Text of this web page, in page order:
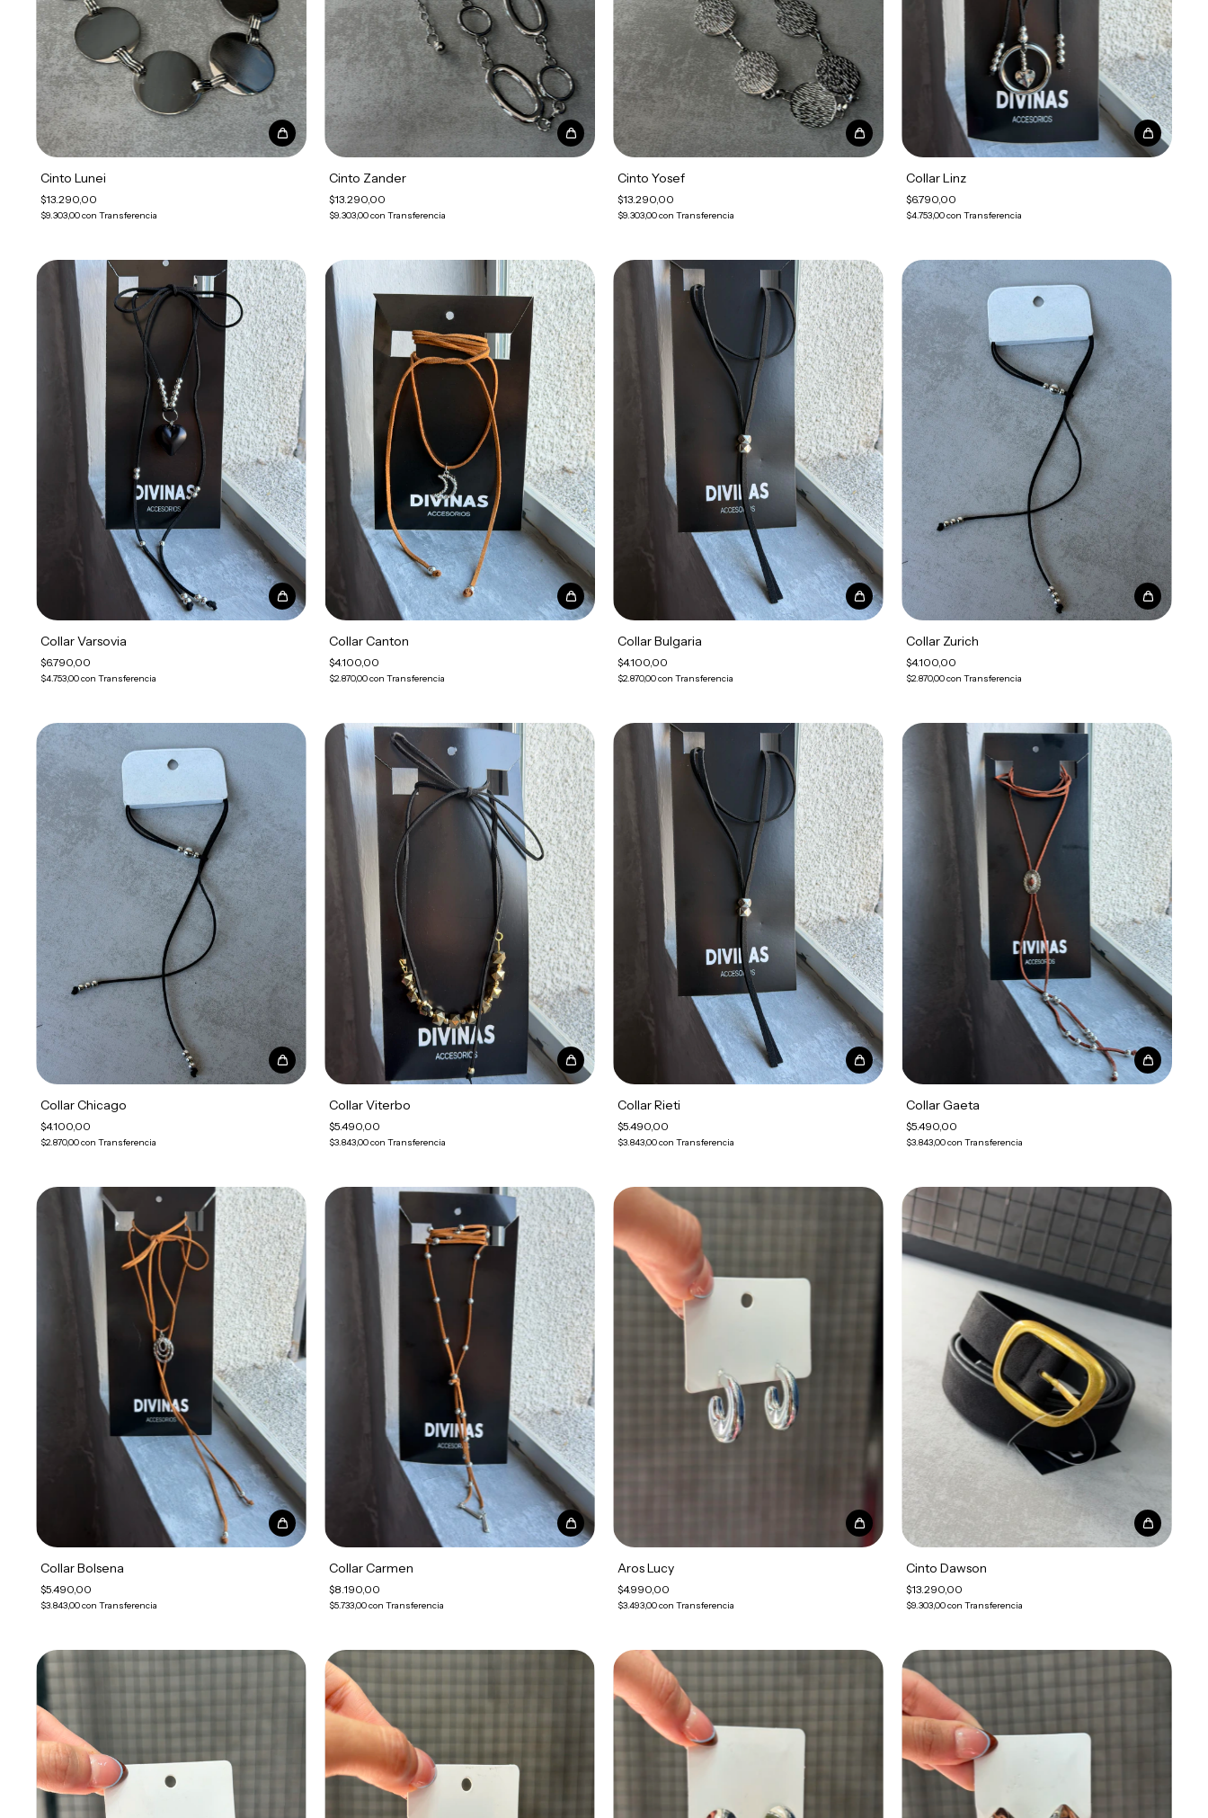
Cinto Lunei
$13.290,00
$9.303,00con Transferencia
Cinto Zander
$13.290,00
$9.303,00con Transferencia
Cinto Yosef
$13.290,00
$9.303,00con Transferencia
Collar Linz
$6.790,00
$4.753,00con Transferencia
Collar Varsovia
$6.790,00
$4.753,00con Transferencia
Collar Canton
$4.100,00
$2.870,00con Transferencia
Collar Bulgaria
$4.100,00
$2.870,00con Transferencia
Collar Zurich
$4.100,00
$2.870,00con Transferencia
Collar Chicago
$4.100,00
$2.870,00con Transferencia
Collar Viterbo
$5.490,00
$3.843,00con Transferencia
Collar Rieti
$5.490,00
$3.843,00con Transferencia
Collar Gaeta
$5.490,00
$3.843,00con Transferencia
Collar Bolsena
$5.490,00
$3.843,00con Transferencia
Collar Carmen
$8.190,00
$5.733,00con Transferencia
Aros Lucy
$4.990,00
$3.493,00con Transferencia
Cinto Dawson
$13.290,00
$9.303,00con Transferencia